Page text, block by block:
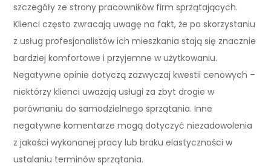
szczegóły ze strony pracowników firm sprzątających.
Klienci często zwracają uwagę na fakt, że po skorzystaniu
z usług profesjonalistów ich mieszkania stają się znacznie
bardziej komfortowe i przyjemne w użytkowaniu.
Negatywne opinie dotyczą zazwyczaj kwestii cenowych –
niektórzy klienci uważają usługi za zbyt drogie w
porównaniu do samodzielnego sprzątania. Inne
negatywne komentarze mogą dotyczyć niezadowolenia
z jakości wykonanej pracy lub braku elastyczności w
ustalaniu terminów sprzątania.